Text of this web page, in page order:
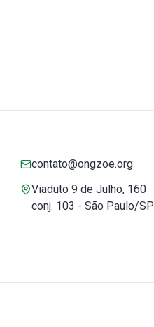
contato@ongzoe.org
Viaduto 9 de Julho, 160
conj. 103 - São Paulo/SP